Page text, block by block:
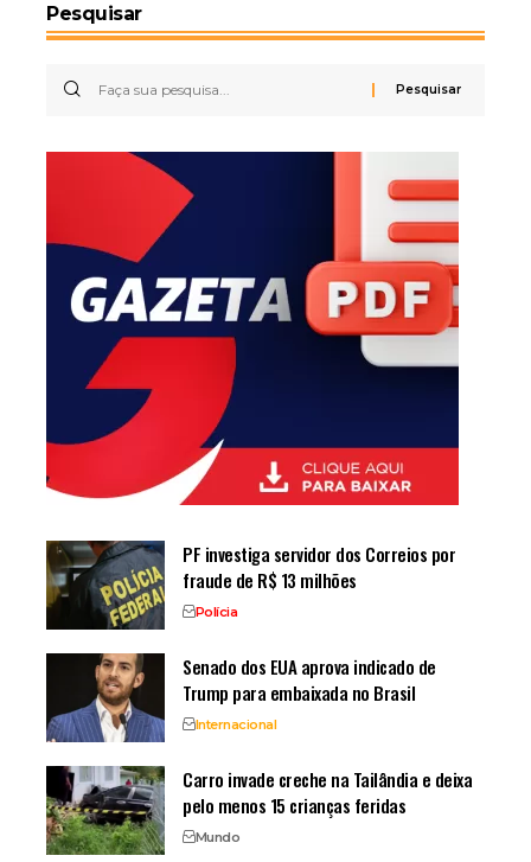
Pesquisar
PF investiga servidor dos Correios por
fraude de R$ 13 milhões
Polícia
Senado dos EUA aprova indicado de
Trump para embaixada no Brasil
Internacional
Carro invade creche na Tailândia e deixa
pelo menos 15 crianças feridas
Mundo